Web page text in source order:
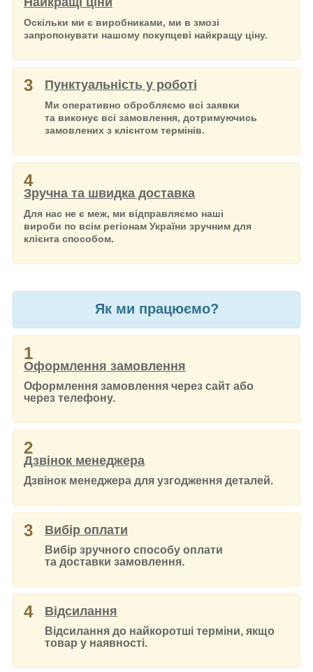
Оскільки ми є виробниками, ми в змозі
запропонувати нашому покупцеві найкращу ціну.
3 Пунктуальність у роботі
Ми оперативно обробляємо всі заявки
та виконує всі замовлення, дотримуючись
замовлених з клієнтом термінів.
4
Зручна та швидка доставка
Для нас не є меж, ми відправляємо наші
вироби по всім регіонам України зручним для
клієнта способом.
Як ми працюємо?
1
Оформлення замовлення
Оформлення замовлення через сайт або
через телефону.
2
Дзвінок менеджера
Дзвінок менеджера для узгодження деталей.
3 Вибір оплати
Вибір зручного способу оплати
та доставки замовлення.
4 Відсилання
Відсилання до найкоротші терміни, якщо
товар у наявності.